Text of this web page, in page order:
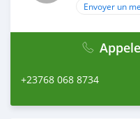
Envoyer un
+23768 068 8734